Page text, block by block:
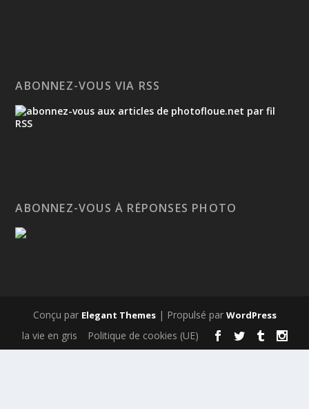
ABONNEZ-VOUS VIA RSS
ABONNEZ-VOUS À RÉPONSES PHOTO
Conçu par Elegant Themes| Propulsé par WordPress
la vie en gris Politique de cookies (UE)